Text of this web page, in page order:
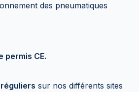
des pneumatiques
permis CE.
sur nos différents sites